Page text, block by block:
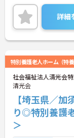
っています◎ご興
伝えしますのでご
詳細
特別養護老人ホーム（特養
社会福祉法人清光会
清光会
【埼玉県／
り◎特別養護
＞